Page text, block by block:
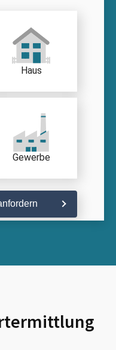
Haus
Gewerbe